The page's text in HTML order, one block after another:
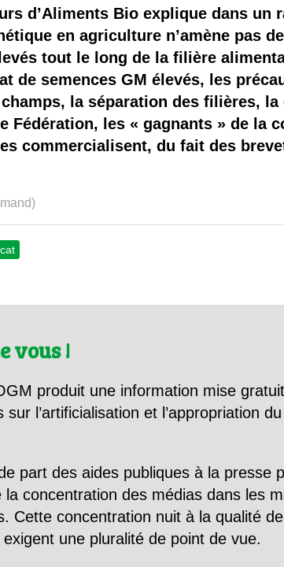
et semence
et les inconvénients des OGM ?
d’Aliments Bio explique dans un
en agriculture n’amène pas
tout le long de la filière
de semences GM élevés, les
la séparation des filières,
Fédération, les « gagnants » de la
commercialisent, du fait des
vous !
produit une information mise
l’artificialisation et l’appropriation
part des aides publiques à la presse
concentration des médias dans les
Cette concentration nuit à la qualité
une pluralité de point de vue.